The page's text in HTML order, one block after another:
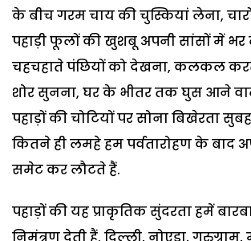
के बीच गरम चाय की चुस्कियां लेना,
पहाड़ी फूलों की खुशबू अपनी सांसों में भर
चहचहाते पंछियों को देखना, कलकल
शोर सुनना, घर के भीतर तक घुस आने
पहाड़ों की चोटियों पर सोना बिखेरता
कितने ही लमहे हम पर्वतारोहण के बाद
समेट कर लौटते हैं.
पहाड़ों की यह प्राकृतिक सुंदरता हमें
निमंत्रण देती हैं. दिल्ली, नोएडा,